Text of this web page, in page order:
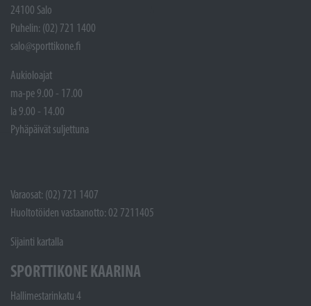
24100 Salo
Puhelin: (02) 721 1400
salo@sporttikone.fi
Aukioloajat
ma-pe 9.00 - 17.00
la 9.00 - 14.00
Pyhäpäivät suljettuna
Varaosat: (02) 721 1407
Huoltotöiden vastaanotto: 02 7211405
Sijainti kartalla
SPORTTIKONE KAARINA
Hallimestarinkatu 4